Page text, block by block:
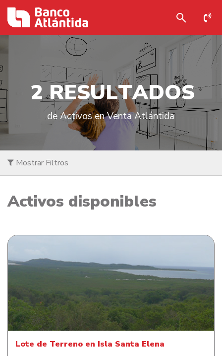
2 RESULTADOS
de Activos en Venta Atlántida
Mostrar Filtros
Activos disponibles
Lote de Terreno en Isla Santa Elena
Lote de Terreno en Isla Santa Elena